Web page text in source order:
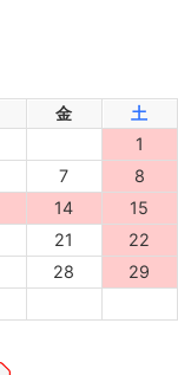
金
土
1
7
8
14
15
21
22
28
29